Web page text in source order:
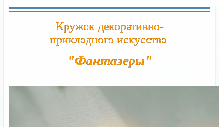
Кружок декоративно-
прикладного искусства
"Фантазеры"